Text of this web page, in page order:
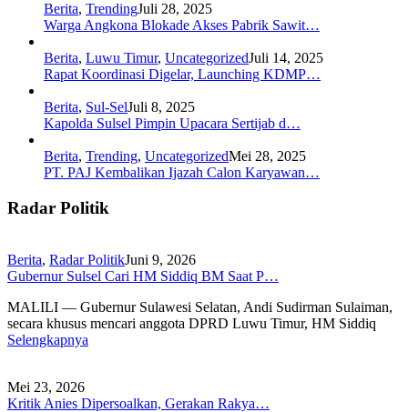
Berita, TrendingJuli 28, 2025
Warga Angkona Blokade Akses Pabrik Sawit…
Berita, Luwu Timur, UncategorizedJuli 14, 2025
Rapat Koordinasi Digelar, Launching KDMP…
Berita, Sul-SelJuli 8, 2025
Kapolda Sulsel Pimpin Upacara Sertijab d…
Berita, Trending, UncategorizedMei 28, 2025
PT. PAJ Kembalikan Ijazah Calon Karyawan…
Radar Politik
Berita, Radar PolitikJuni 9, 2026
Gubernur Sulsel Cari HM Siddiq BM Saat P…
MALILI — Gubernur Sulawesi Selatan, Andi Sudirman Sulaiman,
secara khusus mencari anggota DPRD Luwu Timur, HM Siddiq
Selengkapnya
Mei 23, 2026
Kritik Anies Dipersoalkan, Gerakan Rakya…